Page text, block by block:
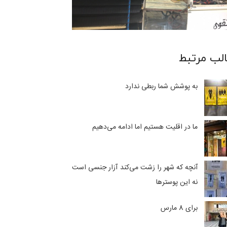
مرتبط
به پوشش شما ربطی ندارد
ما در اقلیت هستیم اما ادامه می‌دهیم
آنچه که شهر را زشت می‌کند آزار جنسی است
نه این پوسترها
برای 8 مارس